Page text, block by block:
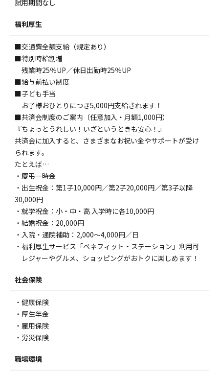
試用期間なし
福利厚生
■交通費全額支給（規定あり）
■特別時給割増
残業時25％UP／休日出勤時25％UP
■給与前払い制度
■子ども手当
お子様おひとりにつき5,000円支給されます！
■共済会制度のご案内（任意加入・月額1,000円）
『ちょっとうれしい！いざというときも安心！』
共済会に加入すると、さまざまなお祝い金やサポートが受け
られます。
たとえば…
・慶弔一時金
・出生祝金：第1子10,000円／第2子20,000円／第3子以降
30,000円
・就学祝金：小・中・高 入学時に各10,000円
・結婚祝金：20,000円
・入院・通院補助：2,000～4,000円／日
・福利厚生サービス「ベネフィット・ステーション」利用可
レジャーやグルメ、ショッピングがおトクに楽しめます！
社会保険
・健康保険
・厚生年金
・雇用保険
・労災保険
職場環境